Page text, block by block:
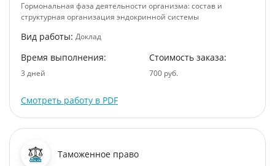
Гормональная фаза деятельности организма: состав и
структурная организация эндокринной системы
Вид работы: Доклад
Время выполнения:
3 дней
Стоимость заказа:
700 руб.
Смотреть работу в PDF
Таможенное право